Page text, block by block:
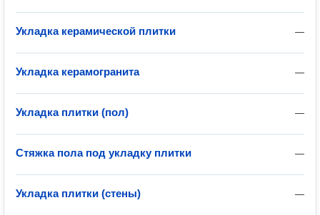
—
Укладка керамической плитки
—
Укладка керамогранита
—
Укладка плитки (пол)
—
Стяжка пола под укладку плитки
—
Укладка плитки (стены)